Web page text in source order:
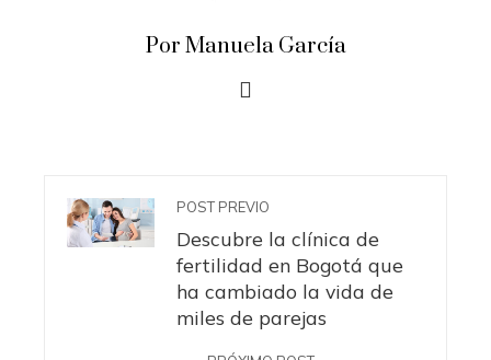
Por Manuela García
POST PREVIO
Descubre la clínica de
fertilidad en Bogotá que
ha cambiado la vida de
miles de parejas